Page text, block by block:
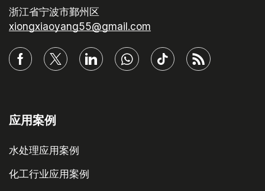
浙江省宁波市鄞州区
xiongxiaoyang55@gmail.com
应用案例
水处理应用案例
化工行业应用案例